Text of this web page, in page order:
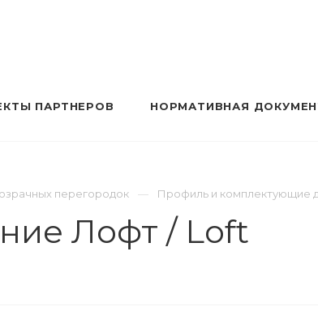
ПАРТНЕРОВ НОРМАТИВНАЯ
перегородок Профиль и комплектующие
Лофт / Loft